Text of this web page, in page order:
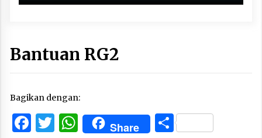
Bantuan RG2
Bagikan dengan:
Facebook
Twitter
WhatsApp
Share Share